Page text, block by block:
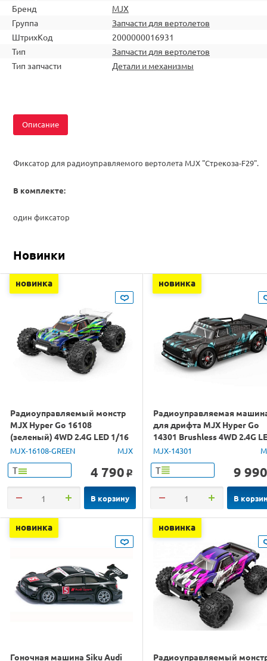
Бренд
MJX
Группа
Запчасти для вертолетов
ШтрихКод
2000000016931
Тип
Запчасти для вертолетов
Тип запчасти
Детали и механизмы
Описание
Фиксатор для радиоуправляемого вертолета MJX "Стрекоза-F29".
В комплекте:
один фиксатор
Новинки
новинка
Радиоуправляемый монстр
MJX Hyper Go 16108
(зеленый) 4WD 2.4G LED 1/16
RTR
MJX-16108-GREEN MJX
Т 4 790 o
В корзину
новинка
Радиоуправляемая
для дрифта MJX Hyper Go
14301 Brushless 4WD 2.4G
1/14 RTR
MJX-14301
Т 9 990
В
новинка
Гоночная машина Siku Audi
новинка
Радиоуправляемый